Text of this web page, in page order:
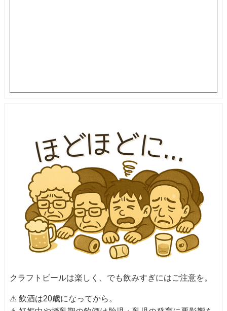
クラフトビールは楽しく、でも飲みすぎにはご注意を。
⚠ 飲酒は20歳になってから。